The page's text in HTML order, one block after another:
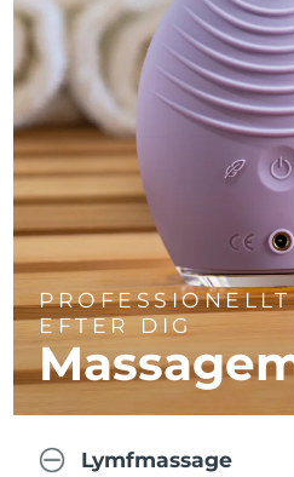
EFTER DIG
Lymfmassage